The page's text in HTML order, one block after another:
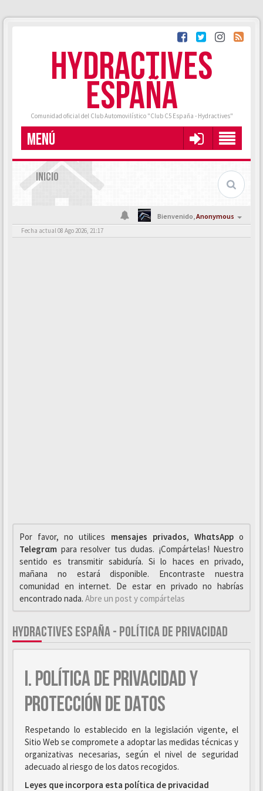
HYDRACTIVES
ESPAÑA
Comunidad oficial del Club Automovilístico "Club C5 España - Hydractives"
MENÚ
INICIO
Bienvenido,Anonymous
Fecha actual 08 Ago 2026, 21:17
Por favor, no utilices mensajes privados, WhαtsAppo
Telegrαm para resolver tus dudas. ¡Compártelas! Nuestro
sentido es transmitir sabiduría. Si lo haces en privado,
mañana no estará disponible. Encontraste nuestra
comunidad en internet. De estar en privado no habrías
encontrado nada. Abre un post y compártelas
HYDRACTIVES ESPAÑA - POLÍTICA DE PRIVACIDAD
I. POLÍTICA DE PRIVACIDAD Y
PROTECCIÓN DE DATOS
Respetando lo establecido en la legislación vigente, el
Sitio Web se compromete a adoptar las medidas técnicas y
organizativas necesarias, según el nivel de seguridad
adecuado al riesgo de los datos recogidos.
Leyes que incorpora esta política de privacidad